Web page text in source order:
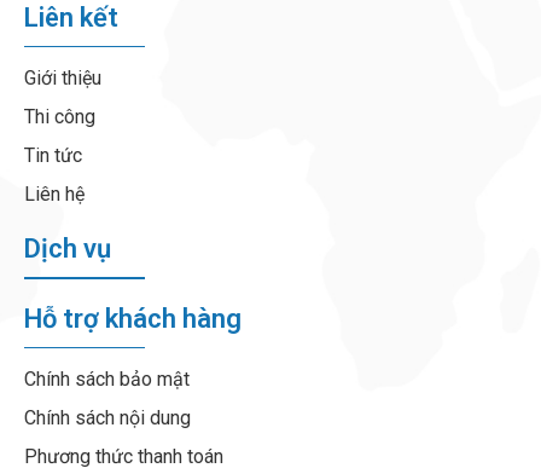
Liên kết
Giới thiệu
Thi công
Tin tức
Liên hệ
Dịch vụ
Hỗ trợ khách hàng
Chính sách bảo mật
Chính sách nội dung
Phương thức thanh toán